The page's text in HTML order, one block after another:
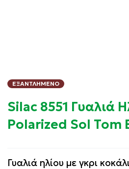
ΕΞΑΝΤΛΗΜΈΝΟ
Silac 8551 Γυαλιά
Polarized Sol Tom
Γυαλιά ηλίου με γκρι